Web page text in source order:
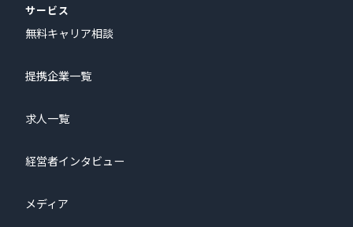
サービス
無料キャリア相談
提携企業一覧
求人一覧
経営者インタビュー
メディア